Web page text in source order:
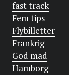
fast track
Fem tips
Flybilletter
Frankrig
God mad
Hamborg